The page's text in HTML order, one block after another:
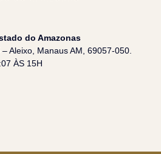
do Amazonas
Aleixo, Manaus AM, 69057-050.
ÀS 15H